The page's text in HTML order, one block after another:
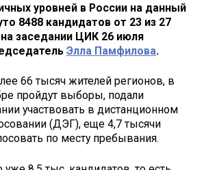
уровней в России на данный
8488 кандидатов от 23 из 27
заседании ЦИК 26 июля
Элла Памфилова.
66 тысяч жителей регионов, в
пройдут выборы, подали
участвовать в дистанционном
(ДЭГ), еще 4,7 тысячи
по месту пребывания.